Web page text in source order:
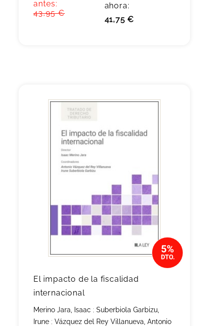
antes:
43,95 €
ahora:
41,75 €
El impacto de la fiscalidad
internacional
Merino Jara, Isaac ; Suberbiola Garbizu,
Irune ; Vázquez del Rey Villanueva, Antonio